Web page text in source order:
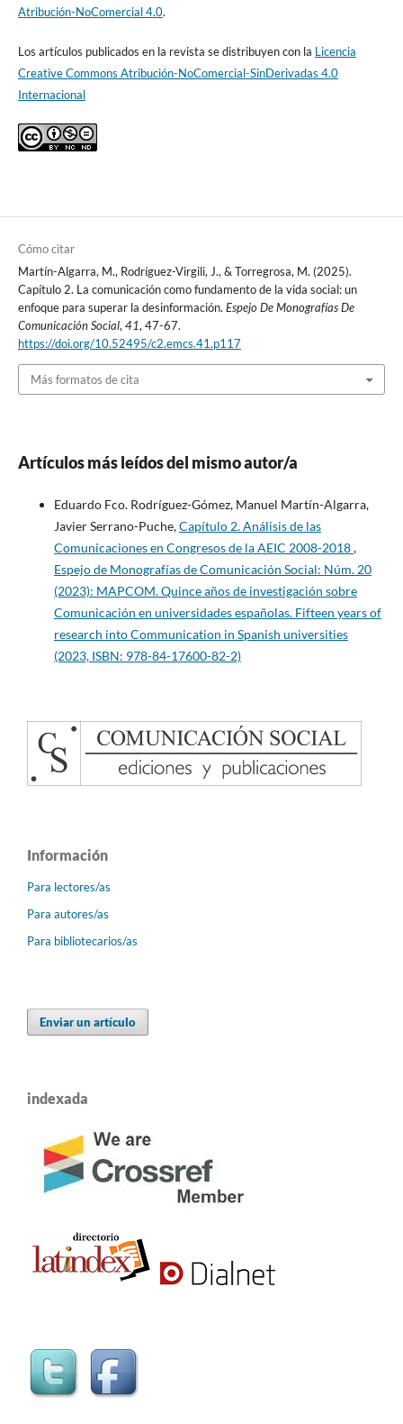
Atribución-NoComercial 4.0.
Los artículos publicados en la revista se distribuyen con la Licencia
Creative Commons Atribución-NoComercial-SinDerivadas 4.0
Internacional
Cómo citar
Martín-Algarra, M., Rodríguez-Virgili, J., & Torregrosa, M. (2025).
Capítulo 2. La comunicación como fundamento de la vida social: un
enfoque para superar la desinformación. Espejo De Monografías De
Comunicación Social, 41, 47-67.
https://doi.org/10.52495/c2.emcs.41.p117
Más formatos de cita
Artículos más leídos del mismo autor/a
Eduardo Fco. Rodríguez-Gómez, Manuel Martín-Algarra,
Javier Serrano-Puche,Capítulo 2. Análisis de las
Comunicaciones en Congresos de la AEIC 2008-2018,
Espejo de Monografías de Comunicación Social: Núm. 20
(2023): MAPCOM. Quince años de investigación sobre
Comunicación en universidades españolas. Fifteen years of
research into Communication in Spanish universities
(2023, ISBN: 978-84-17600-82-2)
Información
Para lectores/as
Para autores/as
Para bibliotecarios/as
Enviar un artículo
indexada